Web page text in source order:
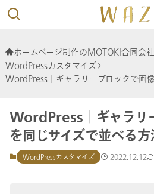
ホームページ制作のMOTOKI合同会社
WordPressカスタマイズ
WordPress│ギャラリーブロックで画
WordPress│ギャラリ
を同じサイズで並べる方
WordPressカスタマイズ 2022.12.12